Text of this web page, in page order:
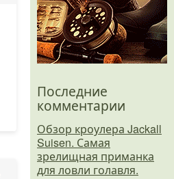
Последние
комментарии
Обзор кроулера Jackall
Suisen. Самая
зрелищная приманка
для ловли голавля.